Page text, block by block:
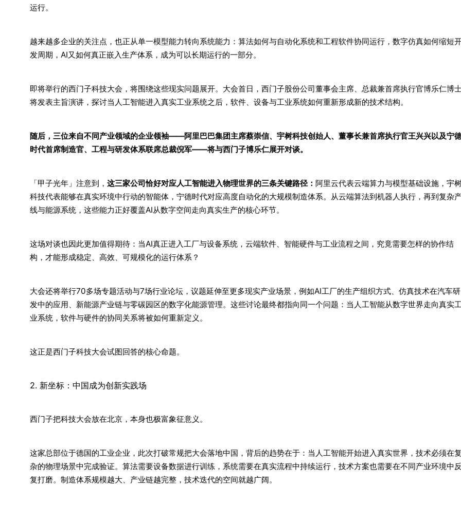
运行。
越来越多企业的关注点，也正从单一模型能力转向系统能力：算法如何与自动化系统和工程软件协同运行，数字仿真如何缩短
发周期，AI又如何真正嵌入生产体系，成为可以长期运行的一部分。
即将举行的西门子科技大会，将围绕这些现实问题展开。大会首日，西门子股份公司董事会主席、总裁兼首席执行官博乐仁博
将发表主旨演讲，探讨当人工智能进入真实工业系统之后，软件、设备与工业系统如何重新形成新的技术结构。
随后，三位来自不同产业领域的企业领袖——阿里巴巴集团主席蔡崇信、宇树科技创始人、董事长兼首席执行官王兴兴以及宁
时代首席制造官、工程与研发体系联席总裁倪军——将与西门子博乐仁展开对谈。
「甲子光年」注意到， 这三家公司恰好对应人工智能进入物理世界的三条关键路径： 阿里云代表云端算力与模型基础设施，宇
科技代表能够在真实环境中行动的智能体，宁德时代对应高度自动化的大规模制造体系。从云端算法到机器人执行，再到复杂
线与能源系统，这些能力正好覆盖AI从数字空间走向真实生产的核心环节。
这场对谈也因此更加值得期待：当AI真正进入工厂与设备系统，云端软件、智能硬件与工业流程之间，究竟需要怎样的协作结
构，才能形成稳定、高效、可规模化的运行体系？
大会还将举行70多场专题活动与7场行业论坛，议题延伸至更多现实产业场景，例如AI工厂的生产组织方式、仿真技术在汽车研
发中的应用、新能源产业链与零碳园区的数字化能源管理。这些讨论最终都指向同一个问题：当人工智能从数字世界走向真实
业系统，软件与硬件的协同关系将被如何重新定义。
这正是西门子科技大会试图回答的核心命题。
2. 新坐标：中国成为创新实践场
西门子把科技大会放在北京，本身也极富象征意义。
这家总部位于德国的工业企业，此次打破常规把大会落地中国，背后的趋势在于：当人工智能开始进入真实世界，技术必须在复
杂的物理场景中完成验证。算法需要设备数据进行训练，系统需要在真实流程中持续运行，技术方案也需要在不同产业环境中反
复打磨。制造体系规模越大、产业链越完整，技术迭代的空间就越广阔。